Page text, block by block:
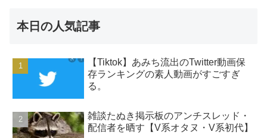
本日の人気記事
【Tiktok】あみち流出のTwitter動画保
存ランキングの素人動画がすごすぎ
る。
雑談たぬき掲示板のアンチスレッド・
配信者を晒す【V系オタヌ・V系初代】